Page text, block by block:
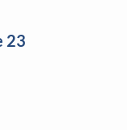
23